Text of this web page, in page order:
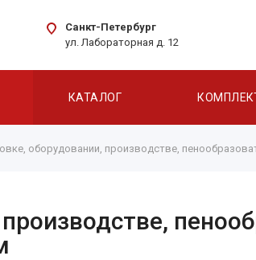
Санкт-Петербург
ул. Лабораторная д. 12
КАТАЛОГ
оборудовании, производстве,